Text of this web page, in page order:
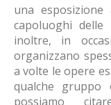
una
capoluoghi
inoltre, in
organizzano
a volte le opere
qualche gruppo
possiamo